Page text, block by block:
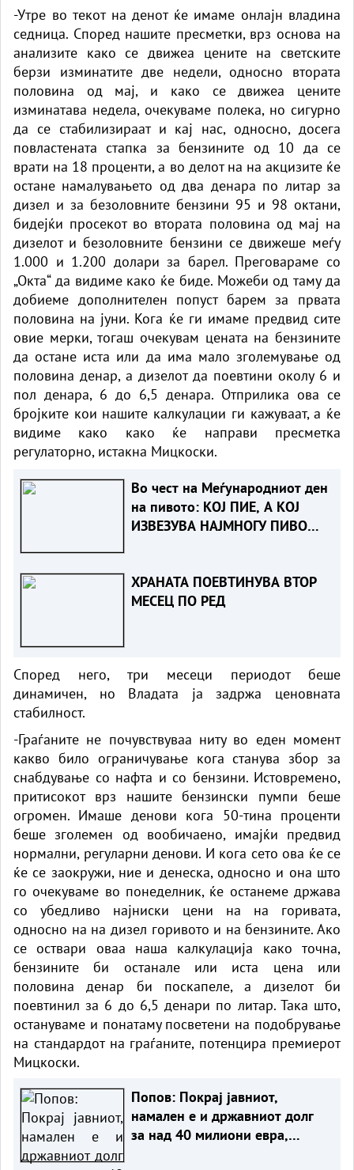
-Утре во текот на денот ќе имаме онлајн владина
седница. Според нашите пресметки, врз основа на
анализите како се движеа цените на светските
берзи изминатите две недели, односно втората
половина од мај, и како се движеа цените
изминатава недела, очекуваме полека, но сигурно
да се стабилизираат и кај нас, односно, досега
повластената стапка за бензините од 10 да се
врати на 18 проценти, а во делот на на акцизите ќе
остане намалувањето од два денара по литар за
дизел и за безоловните бензини 95 и 98 октани,
бидејќи просекот во втората половина од мај на
дизелот и безоловните бензини се движеше меѓу
1.000 и 1.200 долари за барел. Преговараме со
„Окта“ да видиме како ќе биде. Можеби од таму да
добиеме дополнителен попуст барем за првата
половина на јуни. Кога ќе ги имаме предвид сите
овие мерки, тогаш очекувам цената на бензините
да остане иста или да има мало зголемување од
половина денар, а дизелот да поевтини околу 6 и
пол денара, 6 до 6,5 денара. Отприлика ова се
бројките кои нашите калкулации ги кажуваат, а ќе
видиме како како ќе направи пресметка
регулаторно, истакна Мицкоски.
Во чест на Меѓународниот ден
на пивото: КОЈ ПИЕ, А КОЈ
ИЗВЕЗУВА НАЈМНОГУ ПИВО
ХРАНАТА ПОЕВТИНУВА ВТОР
МЕСЕЦ ПО РЕД
Според него, три месеци периодот беше
динамичен, но Владата ја задржа ценовната
стабилност.
-Граѓаните не почувствуваа ниту во еден момент
какво било ограничување кога станува збор за
снабдување со нафта и со бензини. Истовремено,
притисокот врз нашите бензински пумпи беше
огромен. Имаше денови кога 50-тина проценти
беше зголемен од вообичаено, имајќи предвид
нормални, регуларни денови. И кога сето ова ќе се
ќе се заокружи, ние и денеска, односно и она што
го очекуваме во понеделник, ќе останеме држава
со убедливо најниски цени на на горивата,
односно на на дизел горивото и на бензините. Ако
се оствари оваа наша калкулација како точна,
бензините би останале или иста цена или
половина денар би поскапеле, а дизелот би
поевтинил за 6 до 6,5 денари по литар. Така што,
остануваме и понатаму посветени на подобрување
на стандардот на граѓаните, потенцира премиерот
Мицкоски.
Попов: Покрај јавниот,
намален е и државниот долг
за над 40 милиони евра,